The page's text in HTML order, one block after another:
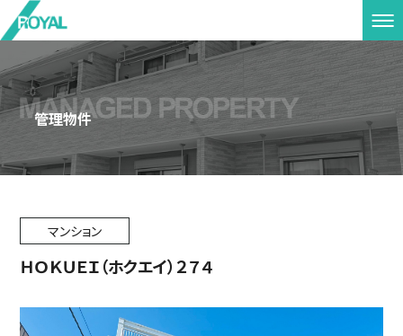
管理物件
マンション
ＨＯＫＵＥＩ（ホクエイ）２７４